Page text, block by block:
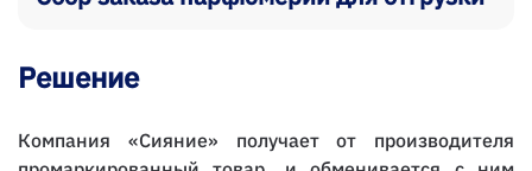
Решение
Компания «Сияние» получает от производителя